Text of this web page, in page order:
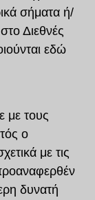
σήματα ή/
Διεθνές
εδώ
με τους
ο
με τις
δυνατή